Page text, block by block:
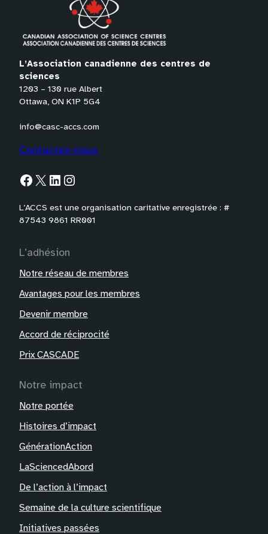
L’Association canadienne des centres de
sciences
1203 – 130 rue Albert
Ottawa, ON K1P 5G4
info@casc-accs.com
Contactez-nous
Facebook X LinkedIn Instagram
L’ACCS est une organisation caritative enregistrée : #
87543 9861 RR001
L’adhésion
Notre réseau de membres
Avantages pour les membres
Devenir membre
Accord de réciprocité
Prix CASCADE
Notre impact
Notre portée
Histoires d’impact
GénérationAction
LaSciencedAbord
De l’action à l’impact
Semaine de la culture scientifique
Initiatives passées